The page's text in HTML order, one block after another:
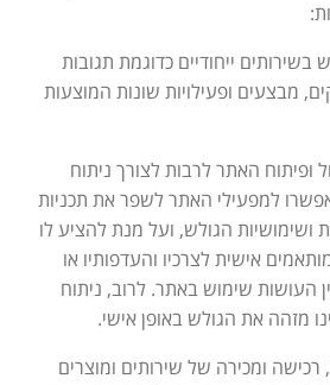
:
ייחודיים כדוגמת תגובות
מבצעים ופעילויות שונות המוצעות
ופיתוח האתר לרבות לצורך ניתוח
למפעילי האתר לשפר את תכניות
ושימושיות הגולש, ועל מנת להציע לו
אישית לצרכיו והעדפותיו או
העושות שימוש באתר. לרוב, ניתוח
מזהה את הגולש באופן אישי.
ומכירה של שירותים ומוצרים